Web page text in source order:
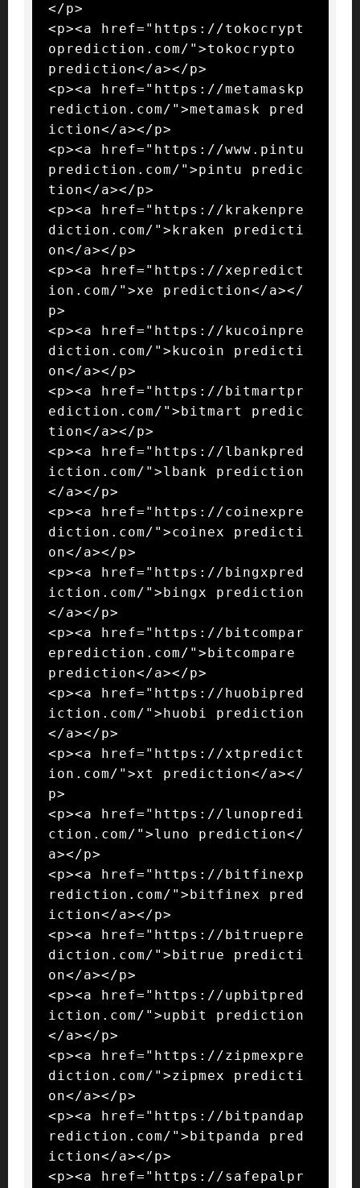
</p>
<p><a href="https://tokocrypt
oprediction.com/">tokocrypto
prediction</a></p>
<p><a href="https://metamaskp
rediction.com/">metamask pred
iction</a></p>
<p><a href="https://www.pintu
prediction.com/">pintu predic
tion</a></p>
<p><a href="https://krakenpre
diction.com/">kraken predicti
on</a></p>
<p><a href="https://xepredict
ion.com/">xe prediction</a></
p>
<p><a href="https://kucoinpre
diction.com/">kucoin predicti
on</a></p>
<p><a href="https://bitmartpr
ediction.com/">bitmart predic
tion</a></p>
<p><a href="https://lbankpred
iction.com/">lbank prediction
</a></p>
<p><a href="https://coinexpre
diction.com/">coinex predicti
on</a></p>
<p><a href="https://bingxpred
iction.com/">bingx prediction
</a></p>
<p><a href="https://bitcompar
eprediction.com/">bitcompare
prediction</a></p>
<p><a href="https://huobipred
iction.com/">huobi prediction
</a></p>
<p><a href="https://xtpredict
ion.com/">xt prediction</a></
p>
<p><a href="https://lunopredi
ction.com/">luno prediction</
a></p>
<p><a href="https://bitfinexp
rediction.com/">bitfinex pred
iction</a></p>
<p><a href="https://bitruepre
diction.com/">bitrue predicti
on</a></p>
<p><a href="https://upbitpred
iction.com/">upbit prediction
</a></p>
<p><a href="https://zipmexpre
diction.com/">zipmex predicti
on</a></p>
<p><a href="https://bitpandap
rediction.com/">bitpanda pred
iction</a></p>
<p><a href="https://safepalpr